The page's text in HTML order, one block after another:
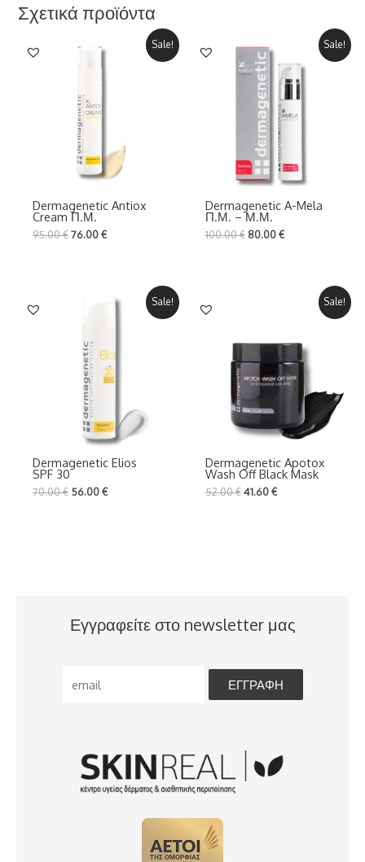
Σχετικά προϊόντα
Sale!
Dermagenetic Antiox
Cream Π.Μ.
95.00€76.00€
Sale!
Dermagenetic A-Mela
Π.Μ. – Μ.Μ.
100.00€ 80.00€
Sale!
Dermagenetic Elios
SPF 30
70.00€ 56.00€
Sale!
Dermagenetic Apotox
Wash Off Black Mask
52.00€ 41.60€
Εγγραφείτε στο newsletter μας